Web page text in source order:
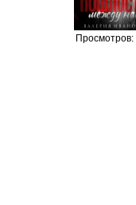
Просмотров: